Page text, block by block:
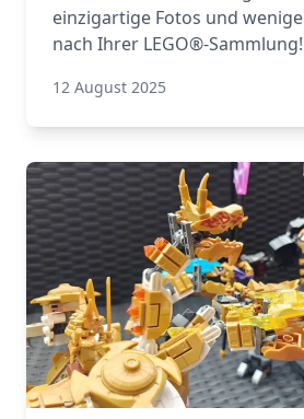
einzigartige Fotos und
nach Ihrer LEGO®-Sammlung!
12 August 2025